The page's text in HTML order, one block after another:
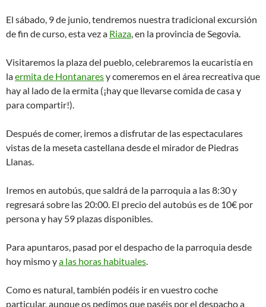
El sábado, 9 de junio, tendremos nuestra tradicional excursión
de fin de curso, esta vez a Riaza, en la provincia de Segovia.
Visitaremos la plaza del pueblo, celebraremos la eucaristía en
laermita de Hontanaresy comeremos en el área recreativa que
hay al lado de la ermita (¡hay que llevarse comida de casa y
para compartir!).
Después de comer, iremos a disfrutar de las espectaculares
vistas de la meseta castellana desde el mirador de Piedras
Llanas.
Iremos en autobús, que saldrá de la parroquia a las 8:30 y
regresará sobre las 20:00. El precio del autobús es de 10€ por
persona y hay 59 plazas disponibles.
Para apuntaros, pasad por el despacho de la parroquia desde
hoy mismo ya las horas habituales.
Como es natural, también podéis ir en vuestro coche
particular, aunque os pedimos que paséis por el despacho a